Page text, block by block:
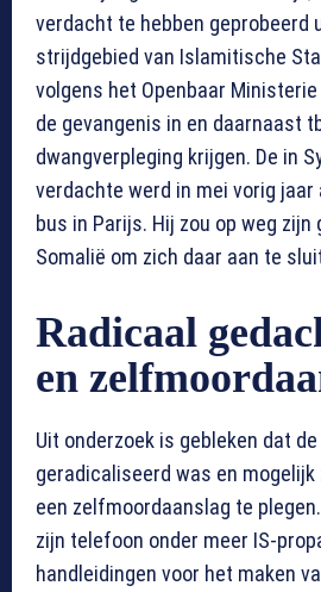
verdacht te hebben geprobeerd
strijdgebied van Islamitische
volgens het Openbaar
de gevangenis in en daarnaast
dwangverpleging krijgen. De in
verdachte werd in mei vorig jaar
bus in Parijs. Hij zou op weg zijn
Somalië om zich daar aan te
Radicaal
en
Uit onderzoek is gebleken dat
geradicaliseerd was en
een zelfmoordaanslag te
zijn telefoon onder meer IS-
handleidingen voor het maken